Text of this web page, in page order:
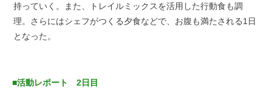
持っていく。また、トレイルミックスを活用した行動食も調
理。さらにはシェフがつくる夕食などで、お腹も満たされる1日
となった。
■活動レポート 2日目